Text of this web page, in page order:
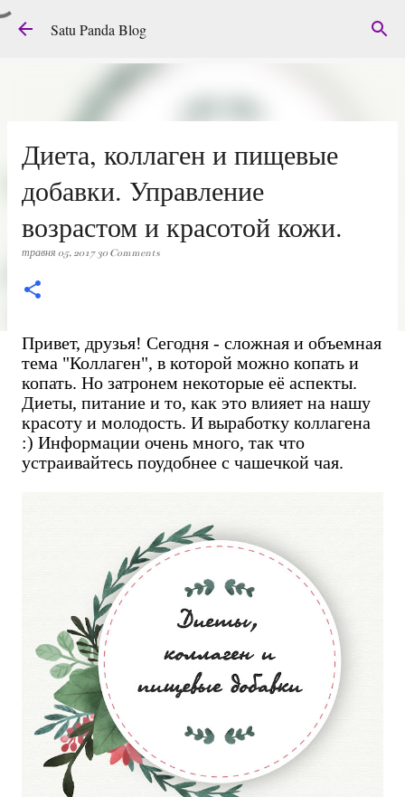
Перейти до основного вмісту
Satu Panda Blog
Диета, коллаген и пищевые
добавки. Управление
возрастом и красотой кожи.
травня 05, 2017 30 Comments
Привет, друзья! Сегодня - сложная и объемная
тема "Коллаген", в которой можно копать и
копать. Но затронем некоторые её аспекты.
Диеты, питание и то, как это влияет на нашу
красоту и молодость. И выработку коллагена
:) Информации очень много, так что
устраивайтесь поудобнее с чашечкой чая.